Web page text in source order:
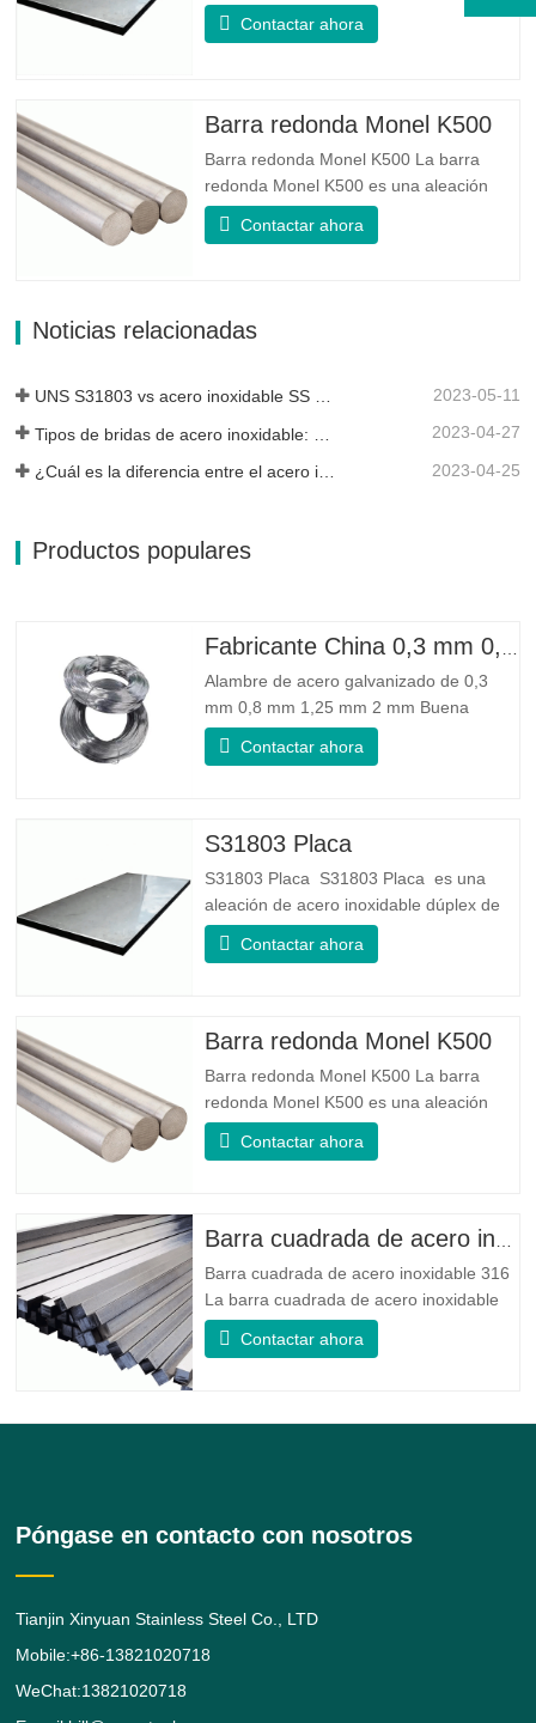
grado dúplex estándar. Tiene la
microestructura de igual proporción de
estabilidad mecánica confiable, ductilidad
la...
Contactar ahora
Barra redonda Monel K500
Barra redonda Monel K500 La barra
redonda Monel K500 es una aleación
endurecida por envejecimiento, cuya
composición básica consiste en
de la aleación 400 con la alta resistencia,
la resistencia a la fatiga y la...
Contactar ahora
Noticias relacionadas
UNS S31803 vs acero inoxidable SS 316: ¿cuál es la diferencia? 2023-05-11
2023-04-27
2023-04-25
Productos populares
Alambre de acero galvanizado de 0,3
mm 0,8 mm 1,25 mm 2 mm Buena
confiabilidad: Puede mejorar algunos
nudos, rebabas y óxido en el alambre de
elasticidad es muy buena, muy adecuada
Contactar ahora
S31803 Placa
S31803 Placa S31803 Placa es una
aleación de acero inoxidable dúplex de
grado dúplex estándar. Tiene la
microestructura de igual proporción de
estabilidad mecánica confiable, ductilidad
Contactar ahora
Barra redonda Monel K500
Barra redonda Monel K500 La barra
redonda Monel K500 es una aleación
endurecida por envejecimiento, cuya
composición básica consiste en
de la aleación 400 con la alta resistencia,
Contactar ahora
Barra cuadrada de acero inoxidable 316
La barra cuadrada de acero inoxidable
316/316L es una barra de aleación de
acero inoxidable 316/316L de forma
Contactar ahora
Póngase en contacto con nosotros
Tianjin Xinyuan Stainless Steel Co., LTD
Mobile:+86-13821020718
WeChat:13821020718